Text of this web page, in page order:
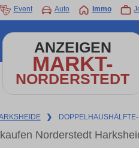
Event Auto Immo
ANZEIGEN
MARKT-
NORDERSTEDT
❯
Norderstedt